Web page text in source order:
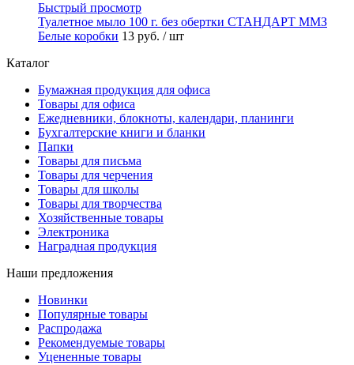
Быстрый просмотр
Туалетное мыло 100 г. без обертки СТАНДАРТ ММЗ
Белые коробки 13 руб. / шт
Каталог
Бумажная продукция для офиса
Товары для офиса
Ежедневники, блокноты, календари, планинги
Бухгалтерские книги и бланки
Папки
Товары для письма
Товары для черчения
Товары для школы
Товары для творчества
Хозяйственные товары
Электроника
Наградная продукция
Наши предложения
Новинки
Популярные товары
Распродажа
Рекомендуемые товары
Уцененные товары